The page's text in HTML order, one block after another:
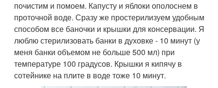
почистим и помоем. Капусту и яблоки ополоснем в
проточной воде. Сразу же простерилизуем удобным
способом все баночки и крышки для консервации. Я
люблю стерилизовать банки в духовке - 10 минут (у
меня банки объемом не больше 500 мл) при
температуре 100 градусов. Крышки я кипячу в
сотейнике на плите в воде тоже 10 минут.